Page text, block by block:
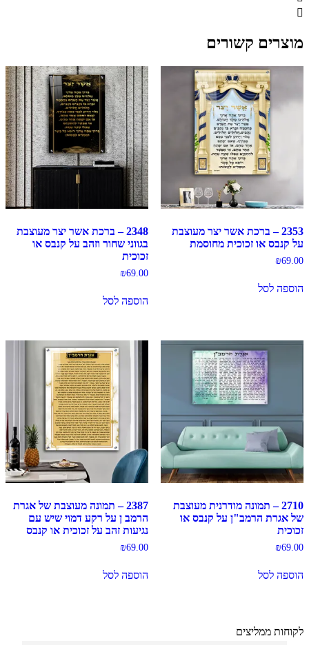
מוצרים קשורים
2353 – ברכת אשר יצר מעוצבת
על קנבס או זכוכית מחוסמת
₪69.00
הוספה לסל
2348 – ברכת אשר יצר מעוצבת
בגווני שחור וזהב על קנבס או
זכוכית
₪69.00
הוספה לסל
2710 – תמונה מודרנית מעוצבת
של אגרת הרמב"ן על קנבס או
זכוכית
₪69.00
הוספה לסל
2387 – תמונה מעוצבת של אגרת
הרמב ן על רקע דמוי שיש עם
נגיעות זהב על זכוכית או קנבס
₪69.00
הוספה לסל
לקוחות ממליצים